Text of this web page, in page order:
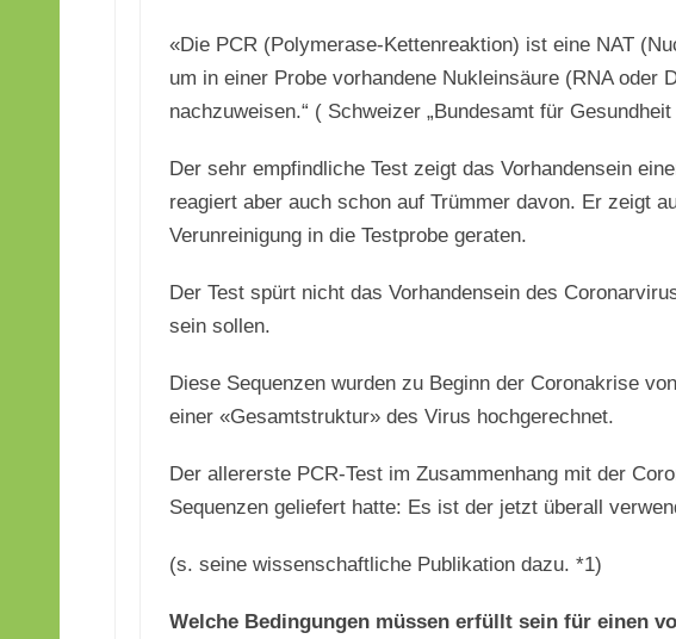
«Die PCR (Polymerase-Kettenreaktion) ist eine NAT
um in einer Probe vorhandene Nukleinsäure (RNA
nachzuweisen.“ ( Schweizer „Bundesamt für
Der sehr empfindliche Test zeigt das Vorhandensein
reagiert aber auch schon auf Trümmer davon. Er zeigt
Verunreinigung in die Testprobe geraten.
Der Test spürt nicht das Vorhandensein des
sein sollen.
Diese Sequenzen wurden zu Beginn der Coronakrise
einer «Gesamtstruktur» des Virus hochgerechnet.
Der allererste PCR-Test im Zusammenhang mit der
Sequenzen geliefert hatte: Es ist der jetzt überall
(s. seine wissenschaftliche Publikation dazu. *1)
Welche Bedingungen müssen erfüllt sein für einen